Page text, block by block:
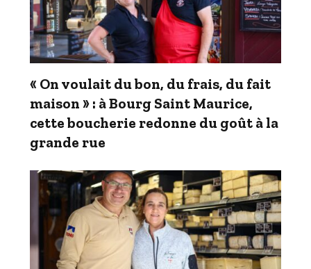
« On voulait du bon, du frais, du fait
maison » : à Bourg Saint Maurice,
cette boucherie redonne du goût à la
grande rue